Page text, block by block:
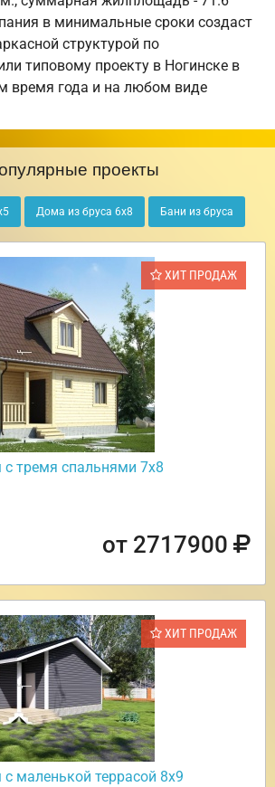
в минимальные сроки создаст
структурой по
типовому проекту в Ногинске в
время года и на любом виде
проекты
Дома из бруса 6х8 Бани из бруса
ХИТ ПРОДАЖ
тремя спальнями 7х8
от 2717900
ХИТ ПРОДАЖ
маленькой террасой 8х9